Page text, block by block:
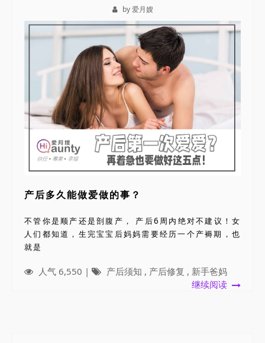
by 爱月嫂
产后多久能做爱做的事？
不管你是顺产还是剖腹产， 产后6周内绝对不建议！女
人们都知道，生完宝宝后妈妈需要经历一个产褥期，也
就是
人气 6,550 | 产后须知 , 产后修复 , 新手爸妈
继续阅读